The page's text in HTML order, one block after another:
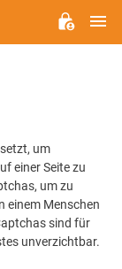
um
einer Seite zu
um zu
einem Menschen
sind für
unverzichtbar.